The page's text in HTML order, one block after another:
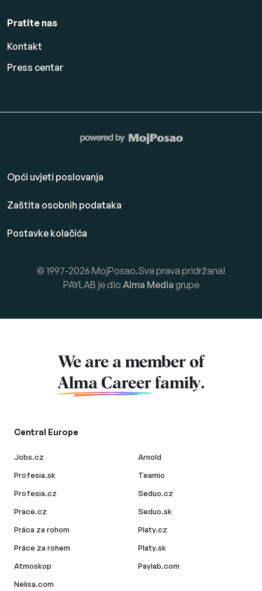
Pratite nas
Kontakt
Press centar
Opći uvjeti poslovanja
Zaštita osobnih podataka
Postavke kolačića
© 1997-2026 MojPosao.Sva prava pridržana!
PAYLAB je dio Alma Media grupe
We are a member of
Alma Career family.
Central Europe
Jobs.cz
Profesia.sk
Profesia.cz
Prace.cz
Práca za rohom
Práce za rohem
Atmoskop
Nelisa.com
Arnold
Teamio
Seduo.cz
Seduo.sk
Platy.cz
Platy.sk
Paylab.com